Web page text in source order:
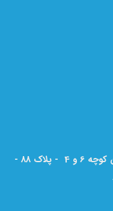
آدرس : اصفهان - خیابان رزمندگان - بین کوچه 6 و 4 - پلاک 88 -